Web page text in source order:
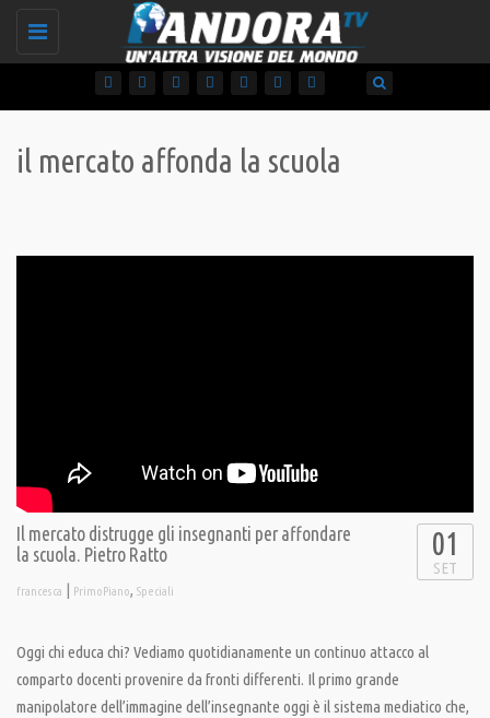
Toggle
il mercato affonda la scuola
Il mercato distrugge gli insegnanti per affondare
la scuola. Pietro Ratto
francesca | PrimoPiano, Speciali
01
SET
Oggi chi educa chi? Vediamo quotidianamente un continuo attacco al
comparto docenti provenire da fronti differenti. Il primo grande
manipolatore dell’immagine dell’insegnante oggi è il sistema mediatico che,